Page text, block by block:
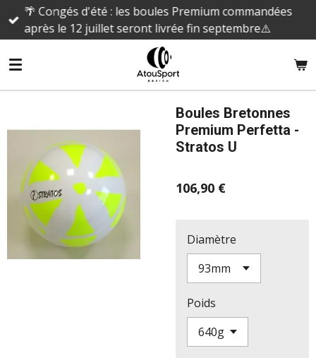
Passer
principal
🌴 Congés d'été : les boules Premium commandées
après le 12 juillet seront livrée fin septembre⚠️
Boules Bretonnes
Premium Perfetta -
Stratos U
106,90 €
Diamètre
Poids